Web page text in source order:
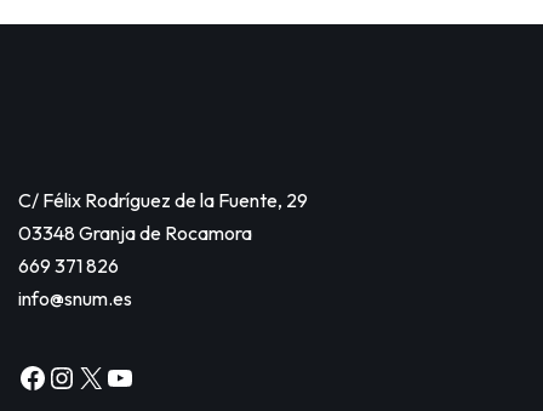
C/ Félix Rodríguez de la Fuente, 29
03348 Granja de Rocamora
669 371 826
info@snum.es